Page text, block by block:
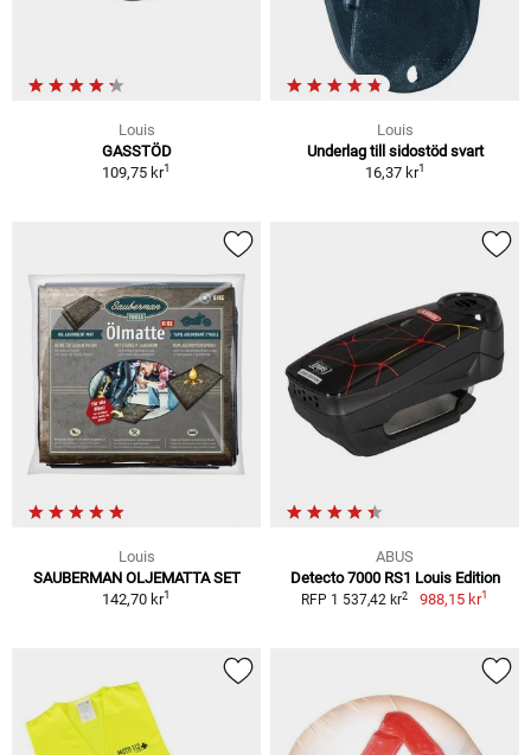
Louis
GASSTÖD
109,75 kr1
Louis
Underlag till sidostöd svart
16,37 kr1
Louis
SAUBERMAN OLJEMATTA SET
142,70 kr1
ABUS
Detecto 7000 RS1 Louis Edition
RFP 1 537,42 kr2 988,15 kr1